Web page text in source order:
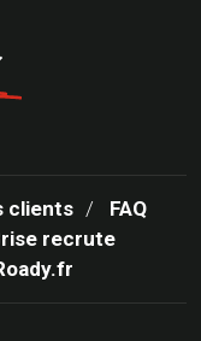
clients
FAQ
recrute